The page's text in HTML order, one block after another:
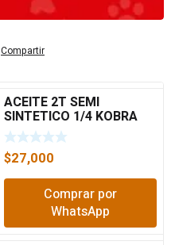
Compartir
ACEITE 2T SEMI
SINTETICO 1/4 KOBRA
$27,000
Comprar por
WhatsApp